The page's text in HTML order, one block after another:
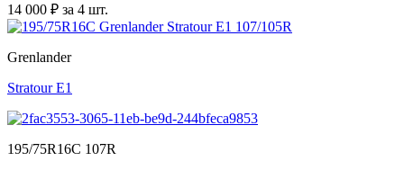
14 000 ₽ за 4 шт.
Grenlander
Stratour E1
195/75R16C 107R